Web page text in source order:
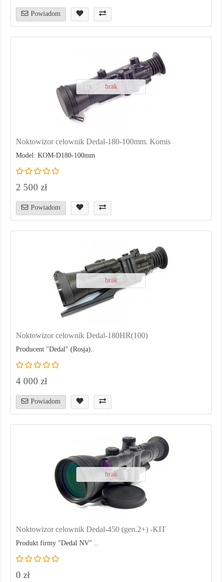
Powiadom
brak
Noktowizor celownik Dedal-180-100mm. Komis
Model: KOM-D180-100mm
2 500 zł
Powiadom
brak
Noktowizor celownik Dedal-180HR(100)
Producent "Dedal" (Rosja)..
4 000 zł
Powiadom
brak
Noktowizor celownik Dedal-450 (gen.2+) -KIT
Produkt firmy "Dedal NV" ..
0 zł